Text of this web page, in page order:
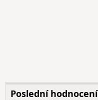
Poslední hodnocení